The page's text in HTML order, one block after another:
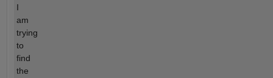
I
am
trying
to
find
the